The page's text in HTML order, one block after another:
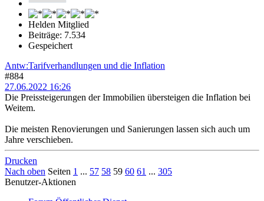
Helden Mitglied
Beiträge: 7.534
Gespeichert
Antw:Tarifverhandlungen und die Inflation
#884
27.06.2022 16:26
Die Preissteigerungen der Immobilien übersteigen die Inflation bei
Weitem.
Die meisten Renovierungen und Sanierungen lassen sich auch um
Jahre verschieben.
Drucken
Nach oben Seiten 1 ... 57 58 59 60 61 ... 305
Benutzer-Aktionen